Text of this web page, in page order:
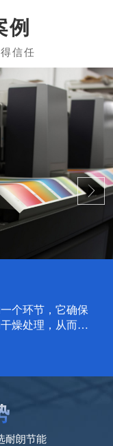
例
燥处理的设备系
同时保持药材的
耐朗节能